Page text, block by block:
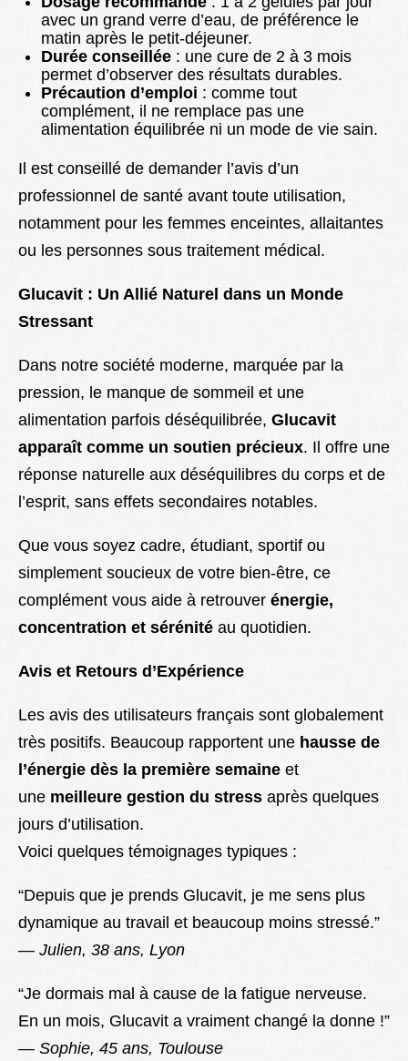
avec un grand verre d’eau, de préférence le
matin après le petit-déjeuner.
Durée conseillée : une cure de 2 à 3 mois
permet d’observer des résultats durables.
Précaution d’emploi : comme tout
complément, il ne remplace pas une
alimentation équilibrée ni un mode de vie sain.
Il est conseillé de demander l’avis d’un
professionnel de santé avant toute utilisation,
notamment pour les femmes enceintes, allaitantes
ou les personnes sous traitement médical.
Glucavit : Un Allié Naturel dans un Monde
Stressant
Dans notre société moderne, marquée par la
pression, le manque de sommeil et une
alimentation parfois déséquilibrée, Glucavit
apparaît comme un soutien précieux. Il offre une
réponse naturelle aux déséquilibres du corps et de
l’esprit, sans effets secondaires notables.
Que vous soyez cadre, étudiant, sportif ou
simplement soucieux de votre bien-être, ce
complément vous aide à retrouver énergie,
concentration et sérénité au quotidien.
Avis et Retours d’Expérience
Les avis des utilisateurs français sont globalement
très positifs. Beaucoup rapportent une hausse de
l’énergie dès la première semaine et
une meilleure gestion du stress après quelques
jours d’utilisation.
Voici quelques témoignages typiques :
“Depuis que je prends Glucavit, je me sens plus
dynamique au travail et beaucoup moins stressé.”
— Julien, 38 ans, Lyon
“Je dormais mal à cause de la fatigue nerveuse.
En un mois, Glucavit a vraiment changé la donne !”
— Sophie, 45 ans, Toulouse